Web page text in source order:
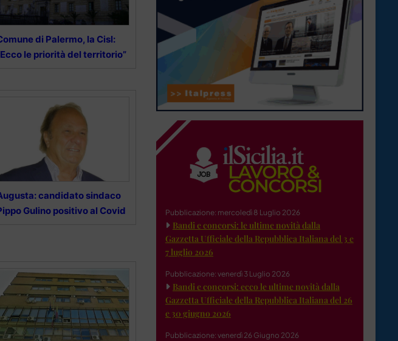
di Palermo, la Cisl:
le priorità del territorio”
candidato sindaco
Gulino positivo al Covid
Pubblicazione: mercoledì 8 Luglio 2026
Bandi e concorsi: le ultime novità dalla
Gazzetta Ufficiale della Repubblica Italiana del 3 e
7 luglio 2026
Pubblicazione: venerdì 3 Luglio 2026
Bandi e concorsi: ecco le ultime novità dalla
Gazzetta Ufficiale della Repubblica Italiana del 26
e 30 giugno 2026
Pubblicazione: venerdì 26 Giugno 2026